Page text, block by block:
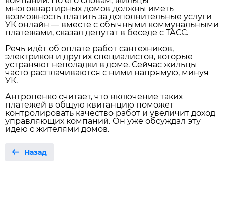
многоквартирных домов должны иметь
возможность платить за дополнительные услуги
УК онлайн — вместе с обычными коммунальными
платежами, сказал депутат в беседе с ТАСС.
Речь идёт об оплате работ сантехников,
электриков и других специалистов, которые
устраняют неполадки в доме. Сейчас жильцы
часто расплачиваются с ними напрямую, минуя
УК.
Антропенко считает, что включение таких
платежей в общую квитанцию поможет
контролировать качество работ и увеличит доход
управляющих компаний. Он уже обсуждал эту
идею с жителями домов.
Назад